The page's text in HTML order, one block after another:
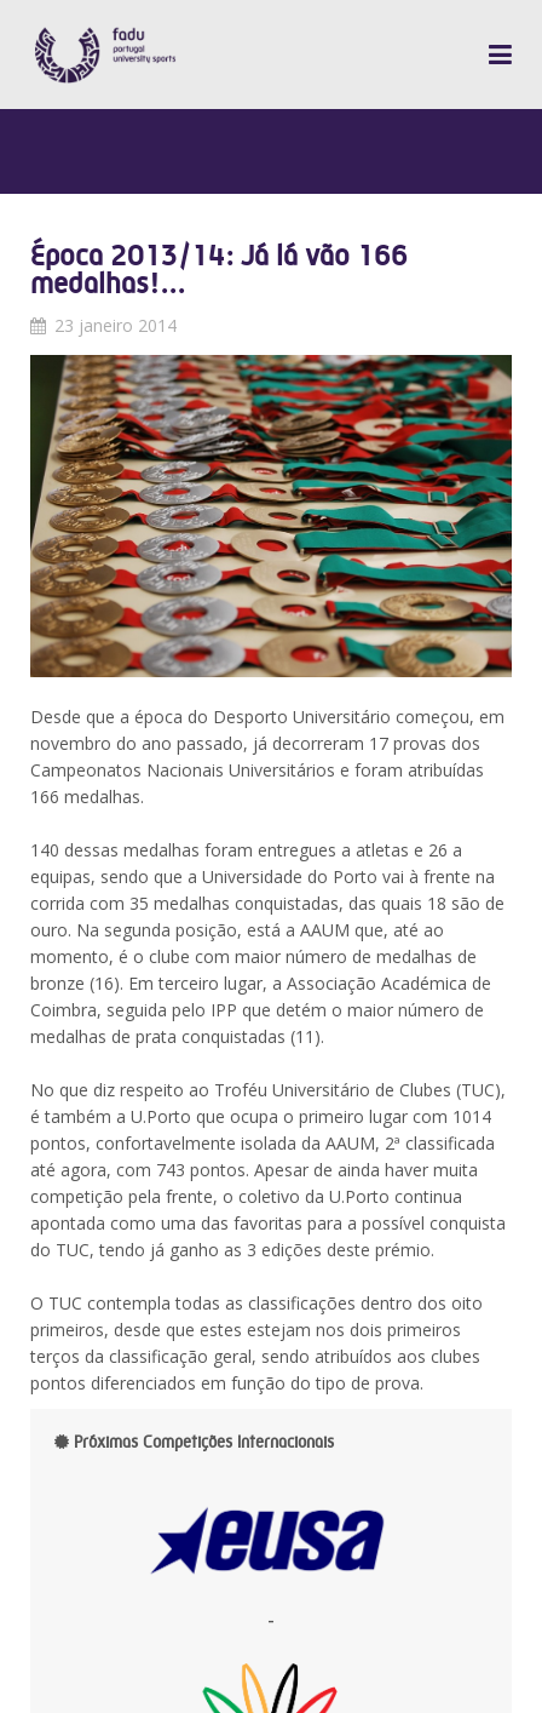
Época 2013/14: Já lá vão 166
medalhas!...
23 janeiro 2014
Desde que a época do Desporto Universitário começou, em
novembro do ano passado, já decorreram 17 provas dos
Campeonatos Nacionais Universitários e foram atribuídas
166 medalhas.
140 dessas medalhas foram entregues a atletas e 26 a
equipas, sendo que a Universidade do Porto vai à frente na
corrida com 35 medalhas conquistadas, das quais 18 são de
ouro. Na segunda posição, está a AAUM que, até ao
momento, é o clube com maior número de medalhas de
bronze (16). Em terceiro lugar, a Associação Académica de
Coimbra, seguida pelo IPP que detém o maior número de
medalhas de prata conquistadas (11).
No que diz respeito ao Troféu Universitário de Clubes (TUC),
é também a U.Porto que ocupa o primeiro lugar com 1014
pontos, confortavelmente isolada da AAUM, 2ª classificada
até agora, com 743 pontos. Apesar de ainda haver muita
competição pela frente, o coletivo da U.Porto continua
apontada como uma das favoritas para a possível conquista
do TUC, tendo já ganho as 3 edições deste prémio.
O TUC contempla todas as classificações dentro dos oito
primeiros, desde que estes estejam nos dois primeiros
terços da classificação geral, sendo atribuídos aos clubes
pontos diferenciados em função do tipo de prova.
Próximas Competições Internacionais
-